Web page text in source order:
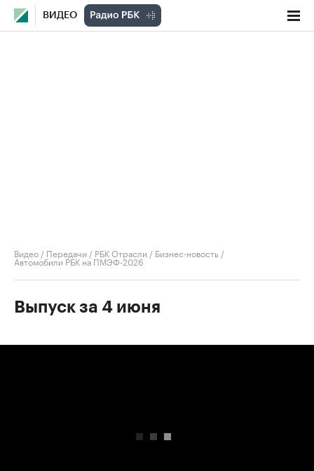
ВИДЕО
Видео / Передачи / РБК Отрасли / Бизнес-новость /
Автомобили РБК на ПМЭФ-2026
Выпуск за 4 июня